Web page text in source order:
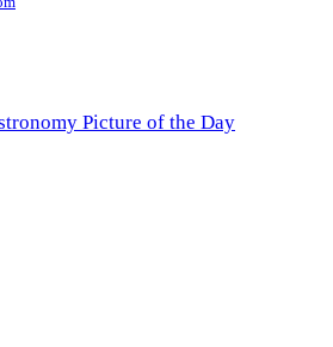
Picture of the Day